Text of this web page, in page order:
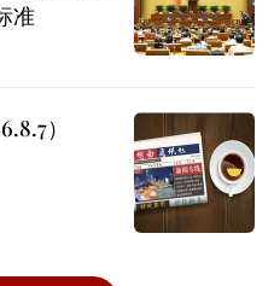
准
）